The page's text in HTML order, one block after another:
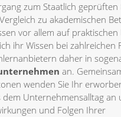
zum Staatlich
zu akademischen
vor allem auf praktischen
ihr Wissen bei zahlreichen
daher in
an.
wenden Sie Ihr
dem Unternehmensalltag
und Folgen Ihrer